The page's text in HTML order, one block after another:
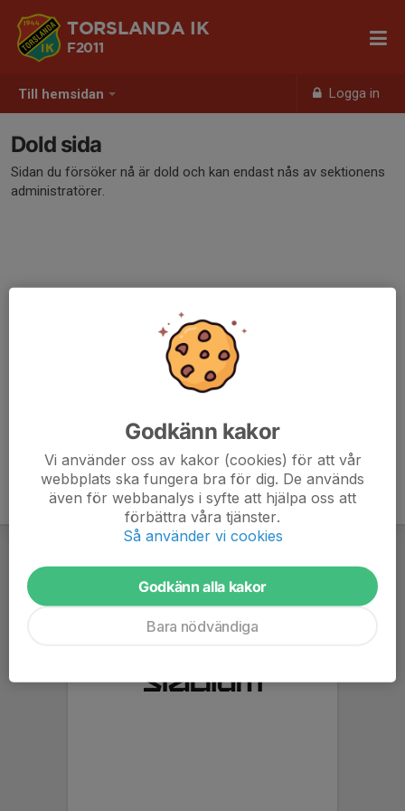
Till hemsidan Logga in
TORSLANDA IK
F2011
Dold sida
Sidan du försöker nå är dold och kan endast nås av sektionens
administratörer.
Godkänn kakor
Vi använder oss av kakor (cookies) för att vår
webbplats ska fungera bra för dig. De används
även för webbanalys i syfte att hjälpa oss att
förbättra våra tjänster.
Så använder vi cookies
Godkänn alla kakor
Bara nödvändiga